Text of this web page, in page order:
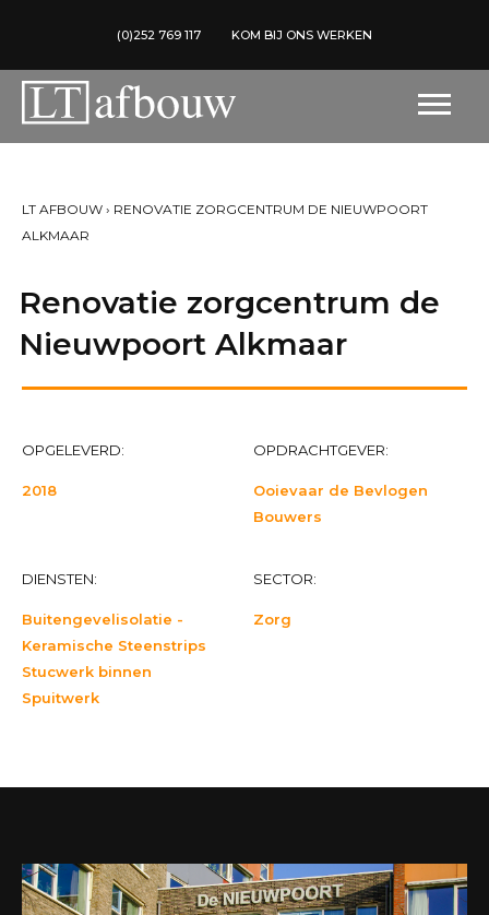
(0)252 769 117 KOM BIJ ONS WERKEN
LT AFBOUW › RENOVATIE ZORGCENTRUM DE NIEUWPOORT
ALKMAAR
Renovatie zorgcentrum de
Nieuwpoort Alkmaar
OPGELEVERD:
2018
OPDRACHTGEVER:
Ooievaar de Bevlogen
Bouwers
DIENSTEN:
Buitengevelisolatie -
Keramische Steenstrips
Stucwerk binnen
Spuitwerk
SECTOR:
Zorg